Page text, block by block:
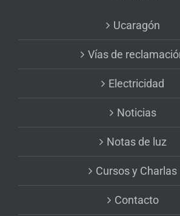
Ucaragón
Vías de
Electricidad
Noticias
Notas de luz
Cursos y Charlas
Contacto